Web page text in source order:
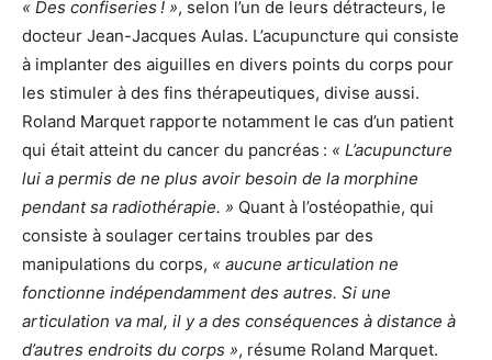
« Des confiseries ! », selon l’un de leurs détracteurs, le
docteur Jean-Jacques Aulas. L’acupuncture qui consiste
à implanter des aiguilles en divers points du corps pour
les stimuler à des fins thérapeutiques, divise aussi.
Roland Marquet rapporte notamment le cas d’un patient
qui était atteint du cancer du pancréas : « L’acupuncture
lui a permis de ne plus avoir besoin de la morphine
pendant sa radiothérapie. » Quant à l’ostéopathie, qui
consiste à soulager certains troubles par des
manipulations du corps, « aucune articulation ne
fonctionne indépendamment des autres. Si une
articulation va mal, il y a des conséquences à distance à
d’autres endroits du corps », résume Roland Marquet.